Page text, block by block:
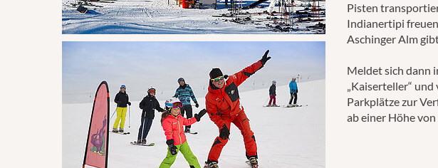
Pisten
Indianertipi
Aschinger Alm
Meldet sich dann
„Kaiserteller“ und
Parkplätze zur
ab einer Höhe